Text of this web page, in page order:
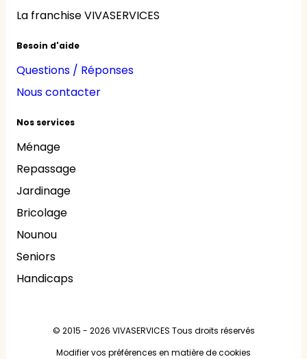
La franchise VIVASERVICES
Besoin d'aide
Questions / Réponses
Nous contacter
Nos services
Ménage
Repassage
Jardinage
Bricolage
Nounou
Seniors
Handicaps
© 2015 - 2026 VIVASERVICES Tous droits réservés
Modifier vos préférences en matière de cookies